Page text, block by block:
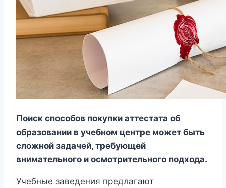
Поиск способов покупки аттестата об
образовании в учебном центре может быть
сложной задачей, требующей
внимательного и осмотрительного подхода.
Учебные заведения предлагают